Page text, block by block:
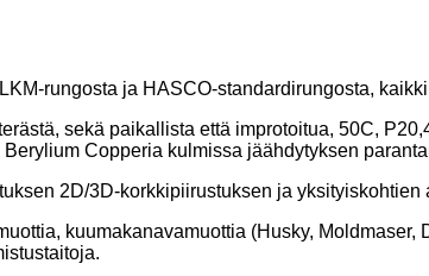
rungosta ja HASCO-standardirungosta,
sekä paikallista että improtoitua, 50C,
Copperia kulmissa jäähdytyksen
2D/3D-korkkipiirustuksen ja yksityiskohtien
kuumakanavamuottia (Husky,